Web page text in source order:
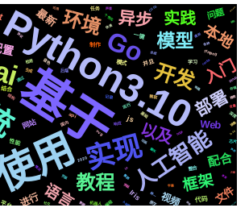
基于
用实现
Go
人工智能
开发
环境
教程
模型
异步
部署
以及
实践
入门
框架
本地
语言
配合
最新
Web
文件
进行 视频
问题
网站 js
Iris 代码
结合
性能
模式
制作
并且
平台
一键
学习
任务
api
整合
国内
后端
机器人
深度
记录
编程
通过
svg
生成
结构
运行
音色
响应
ffmpeg
原生
芯片
检测
基础
2020
微软
动画
情况
协议
io
聊天
合成
页面
https
快速
布局
个性化
集群
流程
可用 声音
社交 数据
centos
字幕
变量
推荐
镜像
Apple
各种
存储
遇到
统一
CSS3
github
方案
钱包
js2.6
换脸
类型
原理
CausalLM
Supervisor